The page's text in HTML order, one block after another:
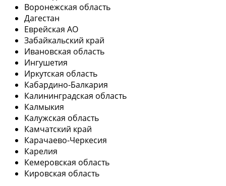
Воронежская область
Дагестан
Еврейская АО
Забайкальский край
Ивановская область
Ингушетия
Иркутская область
Кабардино-Балкария
Калининградская область
Калмыкия
Калужская область
Камчатский край
Карачаево-Черкесия
Карелия
Кемеровская область
Кировская область